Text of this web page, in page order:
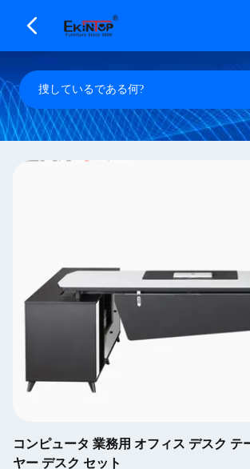
コンピュータ 業務用 オフィス デスク テ
ヤー デスク セット